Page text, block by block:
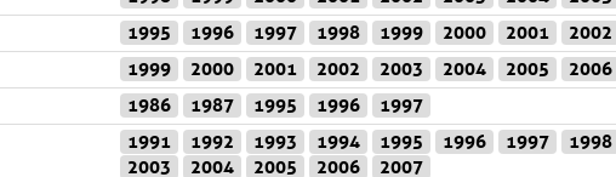
1995 1996 1997 1998 1999 2000 2001 2002
1999 2000 2001 2002 2003 2004 2005
2006
1986 1987 1995 1996
1997
1991 1992 1993 1994 1995 1996 1997 1998
2003
2004 2005 2006
2007